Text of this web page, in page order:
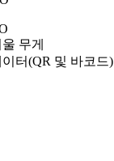
무게
터(QR 및 바코드)